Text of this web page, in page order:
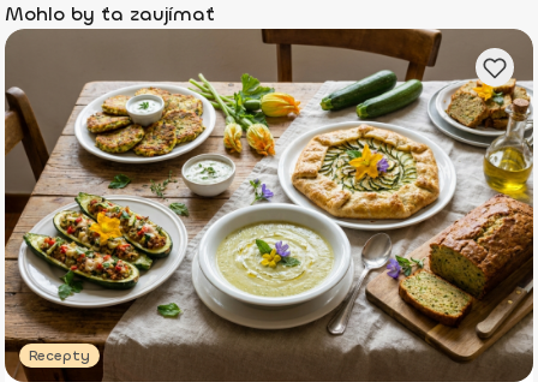
Mohlo by ťa zaujímať
Recepty